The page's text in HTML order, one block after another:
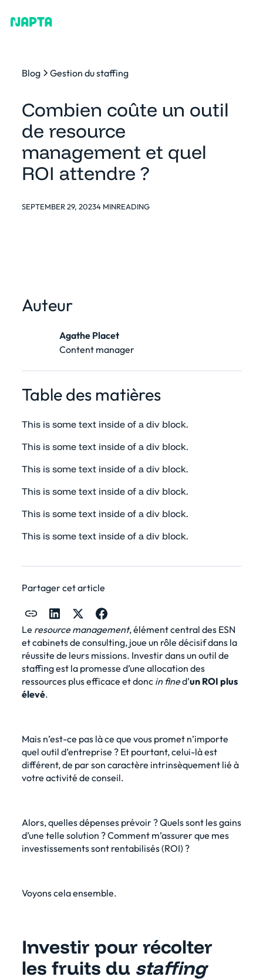
Blog Gestion du staffing
Combien coûte un outil
de resource
management et quel
ROI attendre ?
SEPTEMBER 29, 20234 MINREADING
Auteur
Agathe Placet
Content manager
Table des matières
This is some text inside of a div block.
This is some text inside of a div block.
This is some text inside of a div block.
This is some text inside of a div block.
This is some text inside of a div block.
This is some text inside of a div block.
Partager cet article
Le resource management, élément central des ESN
et cabinets de consulting, joue un rôle décisif dans la
réussite de leurs missions. Investir dans un outil de
staffing est la promesse d’une allocation des
ressources plus efficace et donc in fined’un ROI plus
élevé.
Mais n’est-ce pas là ce que vous promet n’importe
quel outil d’entreprise ? Et pourtant, celui-là est
différent, de par son caractère intrinsèquement lié à
votre activité de conseil.
Alors, quelles dépenses prévoir ? Quels sont les gains
d’une telle solution ? Comment m’assurer que mes
investissements sont rentabilisés (ROI) ?
Voyons cela ensemble.
Investir pour récolter
les fruits du staffing